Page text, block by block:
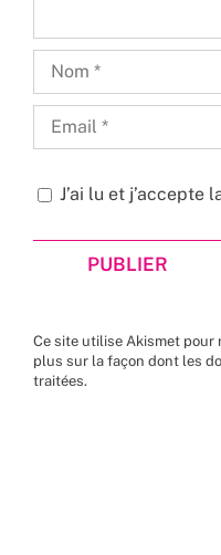
J’ai lu et j’accepte
Ce site utilise Akismet pour
plus sur la façon dont les
traitées.